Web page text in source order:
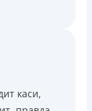
каси,